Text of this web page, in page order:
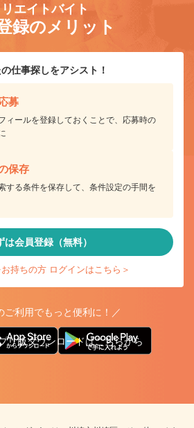
エイトバイト
録のメリット
仕事探しをアシスト！
募
ィールを登録しておくことで、応募時の
保存
する条件を保存して、条件設定の手間を
は会員登録（無料）
持ちの方 ログインはこちら＞
ご利用でもっと便利に！／
リ版ダウンロードはこちらから